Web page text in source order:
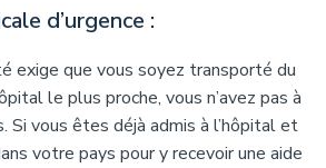
d’urgence :
exige que vous soyez transporté du
le plus proche, vous n’avez pas à
Si vous êtes déjà admis à l’hôpital et
votre pays pour y recevoir une aide